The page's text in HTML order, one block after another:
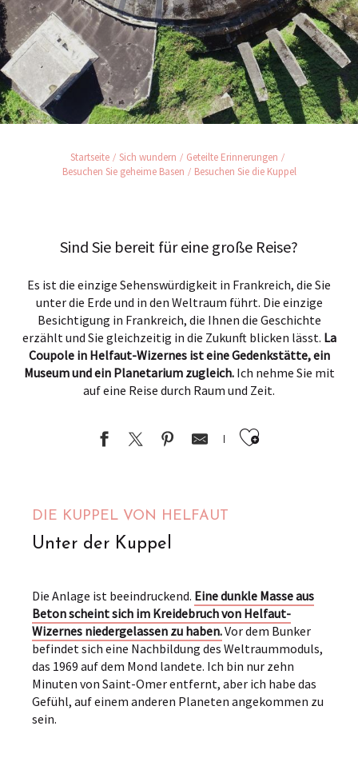
Startseite Sich wundern
Geteilte Erinnerungen
Besuchen Sie geheime Basen
Besuchen Sie die Kuppel
Sind Sie bereit für eine große Reise?
Es ist die einzige Sehenswürdigkeit in Frankreich, die Sie
unter die Erde und in den Weltraum führt. Die einzige
Besichtigung in Frankreich, die Ihnen die Geschichte
erzählt und Sie gleichzeitig in die Zukunft blicken lässt. La
Coupole in Helfaut-Wizernes ist eine Gedenkstätte, ein
Museum und ein Planetarium zugleich.Ich nehme Sie mit
auf eine Reise durch Raum und Zeit.
Ajouter
DIE KUPPEL VON HELFAUT
Unter der Kuppel
Die Anlage ist beeindruckend. Eine dunkle Masse aus
Beton scheint sich im Kreidebruch von Helfaut-
Wizernes niedergelassen zu haben.Vor dem Bunker
befindet sich eine Nachbildung des Weltraummoduls,
das 1969 auf dem Mond landete. Ich bin nur zehn
Minuten von Saint-Omer entfernt, aber ich habe das
Gefühl, auf einem anderen Planeten angekommen zu
sein.